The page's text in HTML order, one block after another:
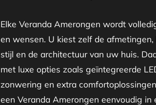
Elke Veranda Amerongen wordt
en wensen. U kiest zelf de
stijl en de architectuur van uw huis.
met luxe opties zoals geïntegreerde
zonwering en extra
een Veranda Amerongen eenvoudig